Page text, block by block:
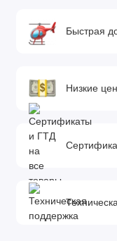
Быстрая
Низкие